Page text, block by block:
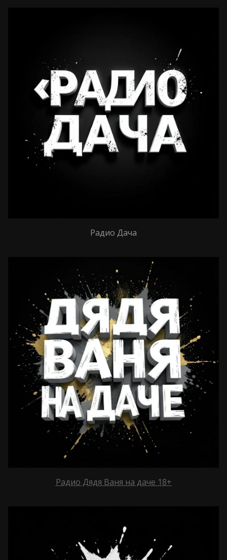
Радио Дача
Радио Дядя Ваня на даче 18+